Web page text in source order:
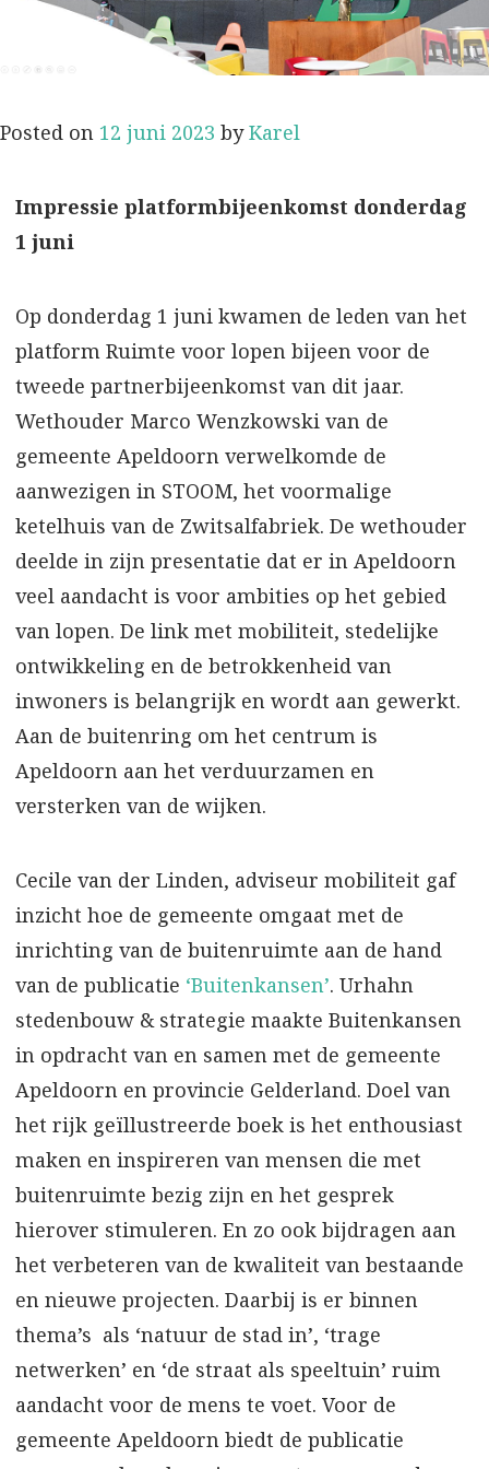
Posted on 12 juni 2023 byKarel
Impressie platformbijeenkomst donderdag
1 juni
Op donderdag 1 juni kwamen de leden van het
platform Ruimte voor lopen bijeen voor de
tweede partnerbijeenkomst van dit jaar.
Wethouder Marco Wenzkowski van de
gemeente Apeldoorn verwelkomde de
aanwezigen in STOOM, het voormalige
ketelhuis van de Zwitsalfabriek. De wethouder
deelde in zijn presentatie dat er in Apeldoorn
veel aandacht is voor ambities op het gebied
van lopen. De link met mobiliteit, stedelijke
ontwikkeling en de betrokkenheid van
inwoners is belangrijk en wordt aan gewerkt.
Aan de buitenring om het centrum is
Apeldoorn aan het verduurzamen en
versterken van de wijken.
Cecile van der Linden, adviseur mobiliteit gaf
inzicht hoe de gemeente omgaat met de
inrichting van de buitenruimte aan de hand
van de publicatie ‘Buitenkansen’. Urhahn
stedenbouw & strategie maakte Buitenkansen
in opdracht van en samen met de gemeente
Apeldoorn en provincie Gelderland. Doel van
het rijk geïllustreerde boek is het enthousiast
maken en inspireren van mensen die met
buitenruimte bezig zijn en het gesprek
hierover stimuleren. En zo ook bijdragen aan
het verbeteren van de kwaliteit van bestaande
en nieuwe projecten. Daarbij is er binnen
thema’s als ‘natuur de stad in’, ‘trage
netwerken’ en ‘de straat als speeltuin’ ruim
aandacht voor de mens te voet. Voor de
gemeente Apeldoorn biedt de publicatie